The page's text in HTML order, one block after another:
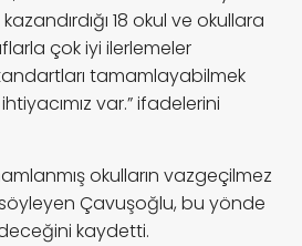
18 okul ve okullara
çok iyi ilerlemeler
tamamlayabilmek
var.” ifadelerini
okulların vazgeçilmez
Çavuşoğlu, bu yönde
kaydetti.